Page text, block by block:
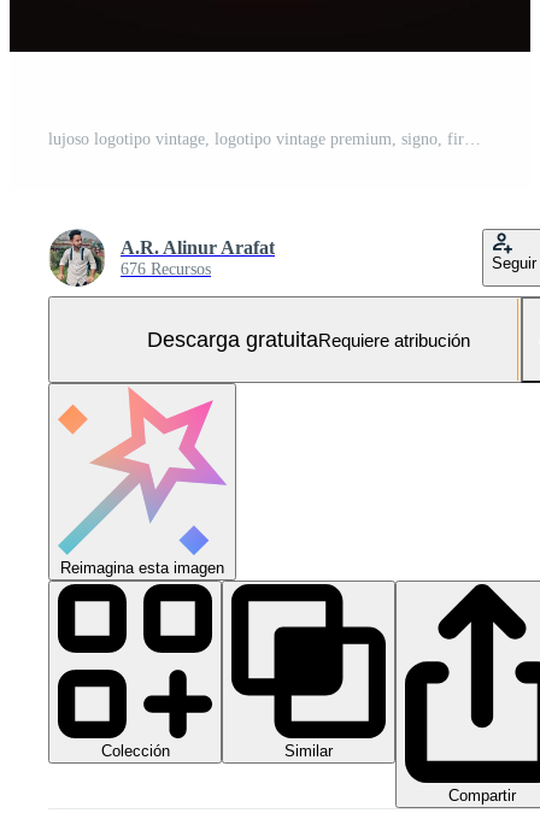
lujoso logotipo vintage, logotipo vintage premium, signo, firma, símbolo, logotipo lujoso de alta calidad. Diseño de logotipo vectorial de tienda de joyería de lujo. logotipo dorado. logotipo de primera calidad Vector Gratis y SVG Gratis
A.R. Alinur Arafat
676 Recursos Seguir
Descarga gratuitaRequiere atribución
Reimagina esta imagen
Colección Similar
Compartir